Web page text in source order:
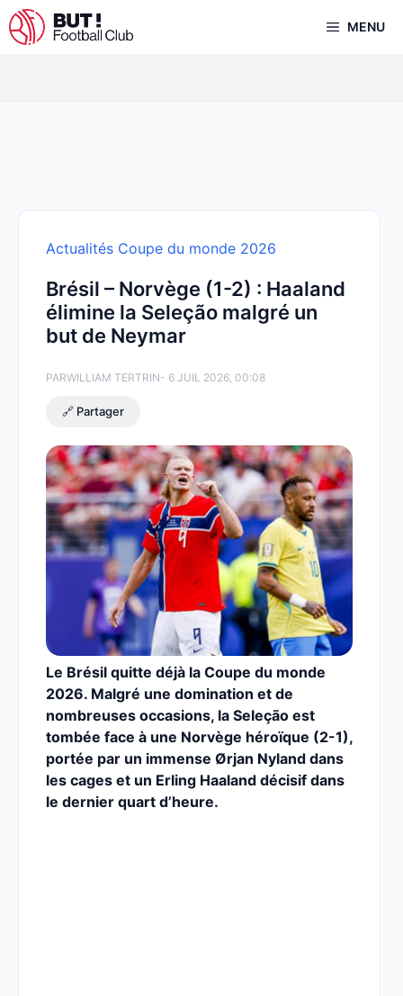
Aller
au
MENU
Actualités Coupe du monde 2026
Brésil – Norvège (1-2) : Haaland
élimine la Seleção malgré un
but de Neymar
PARWILLIAM TERTRIN- 6 JUIL 2026, 00:08
🔗 Partager
Le Brésil quitte déjà la Coupe du monde
2026. Malgré une domination et de
nombreuses occasions, la Seleção est
tombée face à une Norvège héroïque (2-1),
portée par un immense Ørjan Nyland dans
les cages et un Erling Haaland décisif dans
le dernier quart d’heure.